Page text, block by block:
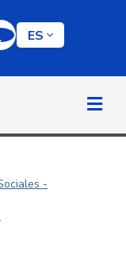
clave
ES
-